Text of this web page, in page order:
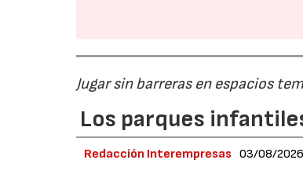
Jugar sin barreras en espacios
Los parques
Redacción Interempresas 03/08/2026